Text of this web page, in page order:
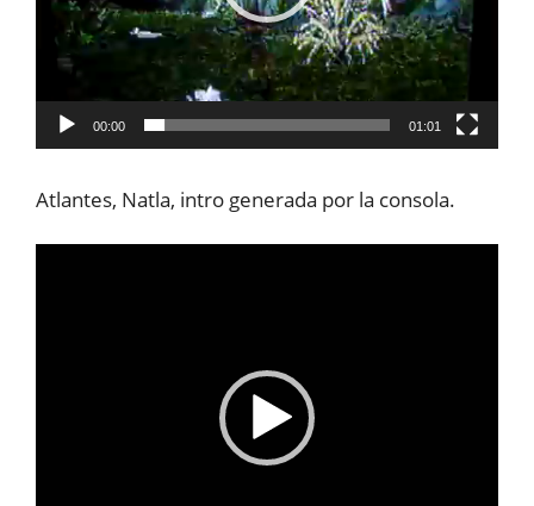
00:00 01:01
Atlantes, Natla, intro generada por la consola.